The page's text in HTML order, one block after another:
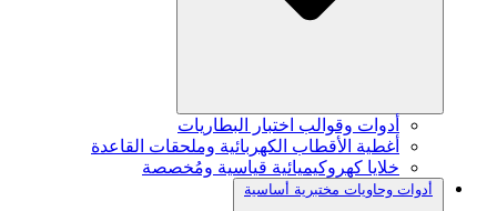
أدوات وقوالب اختبار البطاريات
أغطية الأقطاب الكهربائية وملحقات القاعدة
خلايا كهروكيميائية قياسية ومُخصصة
أدوات وحاويات مختبرية أساسية